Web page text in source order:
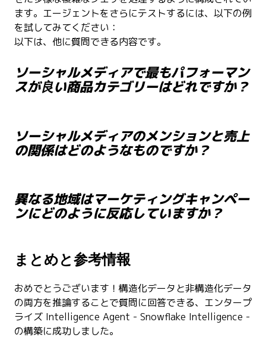
ます。エージェントをさらにテストするには、以下の例
を試してみてください：
以下は、他に質問できる内容です。
ソーシャルメディアで最もパフォーマン
スが良い商品カテゴリーはどれですか？
ソーシャルメディアのメンションと売上
の関係はどのようなものですか？
異なる地域はマーケティングキャンペー
ンにどのように反応していますか？
まとめと参考情報
おめでとうございます！構造化データと非構造化データ
の両方を推論することで質問に回答できる、エンタープ
ライズ Intelligence Agent - Snowflake Intelligence -
の構築に成功しました。